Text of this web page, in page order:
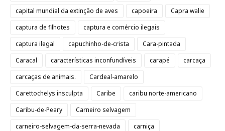
capital mundial da extinção de aves
capoeira
Capra walie
captura de filhotes
captura e comércio ilegais
captura ilegal
capuchinho-de-crista
Cara-pintada
Caracal
características inconfundíveis carapé
carcaça
carcaças de animais.
Cardeal-amarelo
Carettochelys insculpta
Caribe
caribu norte-americano
Caribu-de-Peary
Carneiro selvagem
carneiro-selvagem-da-serra-nevada
carniça